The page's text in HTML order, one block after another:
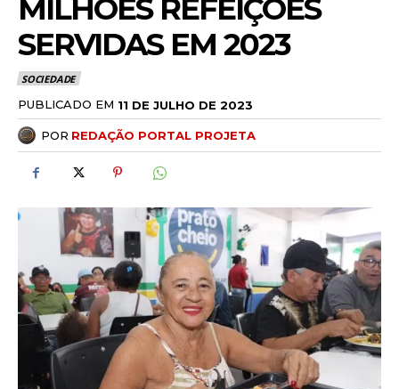
MILHÕES REFEIÇÕES
SERVIDAS EM 2023
SOCIEDADE
PUBLICADO EM 11 DE JULHO DE 2023
POR REDAÇÃO PORTAL PROJETA